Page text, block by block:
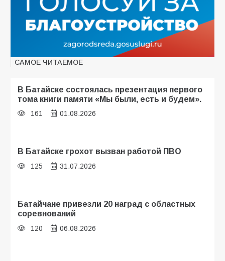
САМОЕ ЧИТАЕМОЕ
В Батайске состоялась презентация первого
тома книги памяти «Мы были, есть и будем».
161 01.08.2026
В Батайске грохот вызван работой ПВО
125 31.07.2026
Батайчане привезли 20 наград с областных
соревнований
120 06.08.2026